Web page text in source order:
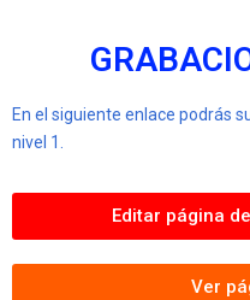
En el siguiente enlace podrás
nivel 1.
Editar página
Ver